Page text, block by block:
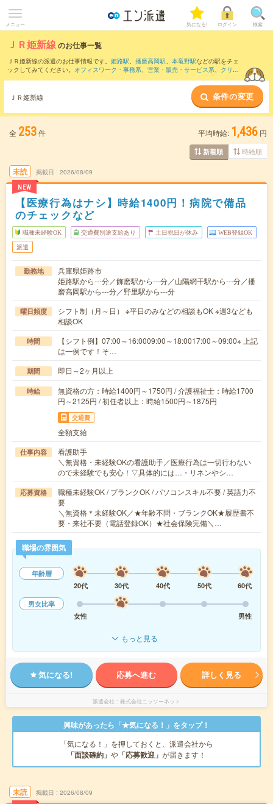
メニュー 気になる! ログイン 検索
ＪＲ姫新線のお仕事一覧
ＪＲ姫新線の派遣のお仕事情報です。 姫路駅、 播磨高岡駅、 本竜野駅などの駅をチェ
ックしてみてください。 オフィスワーク・事務系、 営業・販売・サービス系、 クリエ
ＪＲ姫新線 条件の変更
全 253件 平均時給: 1,436 円
新着順 時給順
未読
NEW
掲載日 2026/08/09
【医療行為はナシ】時給1400円！病院で備品
のチェックなど
職種未経験OK 交通費別途支給あり 土日祝日が休み WEB登録OK
派遣
勤務地
兵庫県姫路市
姫路駅から---分／飾磨駅から---分／山陽網干駅から---分／播
磨高岡駅から---分／野里駅から---分
曜日頻度
シフト制（月～日） ※平日のみなどの相談もOK ※週3なども
相談OK
時間
【シフト例】07:00～16:0009:00～18:0017:00～09:00※ 上記
は一例です！そ…
期間 即日～2ヶ月以上
時給
無資格の方：時給1400円～1750円 / 介護福祉士：時給1700
円～2125円 / 初任者以上：時給1500円～1875円
交通費
全額支給
仕事内容
看護助手
＼無資格・未経験OKの看護助手／医療行為は一切行わない
ので未経験でも安心！▽具体的には…・リネンやシ…
応募資格
職種未経験OK / ブランクOK / パソコンスキル不要 / 英語力不
要
＼無資格＊未経験OK／★年齢不問・ブランクOK★履歴書不
要・来社不要（電話登録OK）★社会保険完備＼…
職場の雰囲気
年齢層
20代
30代 40代 50代
60代
男女比率
女性
男性
もっと見る
気になる! 応募へ進む 詳しく見る
派遣会社 株式会社ニッソーネット
興味があったら「★気になる！」をタップ！
「気になる！」を押しておくと、派遣会社から
「面談確約」 や 「応募歓迎」 が届きます！
未読 掲載日 2026/08/09